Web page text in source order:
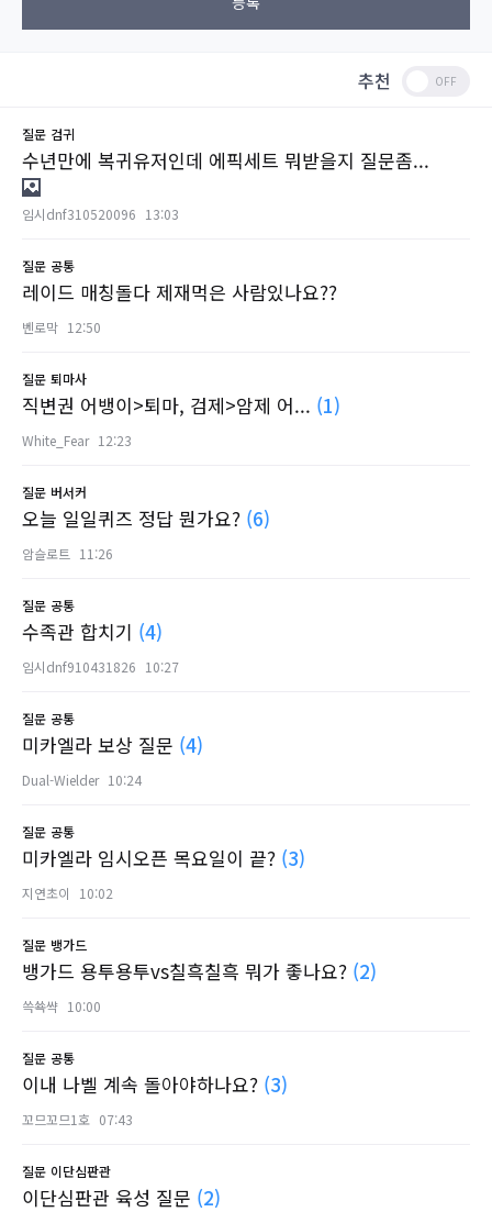
추천
질문 검귀
수년만에 복귀유저인데 에픽세트 뭐받을지 질문좀...
임시dnf310520096 13:03
질문 공통
레이드 매칭돌다 제재먹은 사람있나요??
벤로막 12:50
질문 퇴마사
직변권 어뱅이>퇴마, 검제>암제 어... (1)
White_Fear 12:23
질문 버서커
오늘 일일퀴즈 정답 뭔가요? (6)
암슬로트 11:26
질문 공통
수족관 합치기 (4)
임시dnf910431826 10:27
질문 공통
미카엘라 보상 질문 (4)
Dual-Wielder 10:24
질문 공통
미카엘라 임시오픈 목요일이 끝? (3)
지연초이 10:02
질문 뱅가드
뱅가드 용투용투vs칠흑칠흑 뭐가 좋나요? (2)
쓱쑉쌱 10:00
질문 공통
이내 나벨 계속 돌아야하나요? (3)
꼬므꼬므1호 07:43
질문 이단심판관
이단심판관 육성 질문 (2)